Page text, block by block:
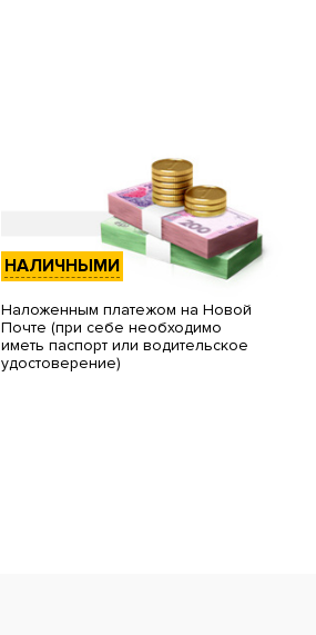
НАЛИЧНЫМИ
Наложенным платежом на Новой
Почте (при себе необходимо
иметь паспорт или водительское
удостоверение)